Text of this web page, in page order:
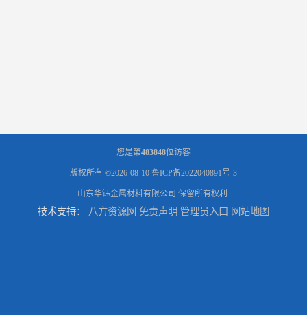
您是第483848位访客
版权所有 ©2026-08-10 鲁ICP备2022040891号-3
山东华钰金属材料有限公司 保留所有权利.
技术支持： 八方资源网 免责声明 管理员入口 网站地图